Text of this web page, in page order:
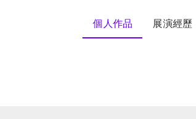
個人作品 展演經歷